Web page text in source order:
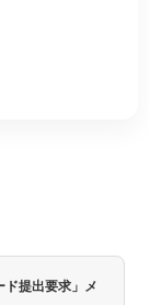
提出要求」メ